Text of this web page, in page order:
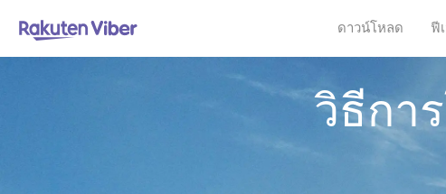
ดาวน์โหลด ฟี
วิธีกา